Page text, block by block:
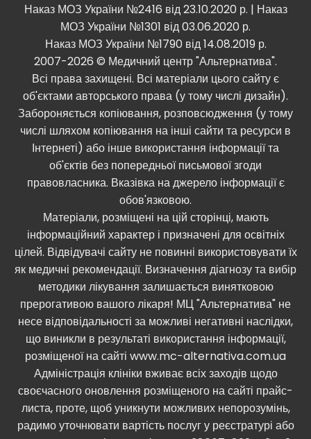
Наказ МОЗ України №2416 від 23.10.2020 р. | Наказ
МОЗ України №1301 від 03.06.2020 р.
Наказ МОЗ України №1790 від 14.08.2019 р.
2007-2026 © Медичний центр "Альтернатива".
Всі права захищені. Всі матеріали цього сайту є
об'єктами авторського права (у тому числі дизайн).
Забороняється копіювання, розповсюдження (у тому
числі шляхом копіювання на інші сайти та ресурси в
Інтернеті) або інше використання інформації та
об'єктів без попередньої письмової згоди
правовласника. Вказівка ​​на джерело інформації є
обов'язковою.
Матеріали, розміщені на цій сторінці, мають
інформаційний характер і призначені для освітніх
цілей. Відвідувачі сайту не повинні використовувати їх
як медичні рекомендації. Визначення діагнозу та вибір
методики лікування залишається винятковою
прерогативою вашого лікаря! МЦ "Альтернатива" не
несе відповідальності за можливі негативні наслідки,
що виникли в результаті використання інформації,
розміщеної на сайті www.mc-alternativa.com.ua
Адміністрація клініки вживає всіх заходів щодо
своєчасного оновлення розміщеного на сайті прайс-
листа, проте, щоб уникнути можливих непорозумінь,
радимо уточнювати вартість послуг у реєстратурі або